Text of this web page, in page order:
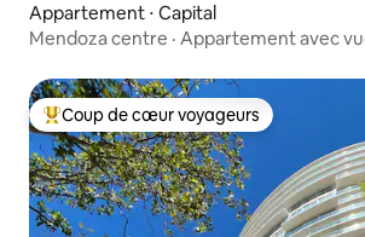
Appartement ⋅ Capital
Mendoza centre · Appartement avec
Coups de cœur voyageurs les plus
Coup de cœur voyageurs